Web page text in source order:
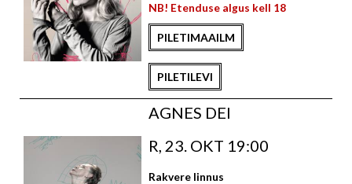
NB! Etenduse algus kell 18
PILETIMAAILM
PILETILEVI
AGNES DEI
R, 23. OKT 19:00
Rakvere linnus